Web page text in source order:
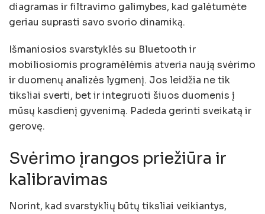
diagramas ir filtravimo galimybes, kad galėtumėte
geriau suprasti savo svorio dinamiką.
Išmaniosios svarstyklės su Bluetooth ir
mobiliosiomis programėlėmis atveria naują svėrimo
ir duomenų analizės lygmenį. Jos leidžia ne tik
tiksliai sverti, bet ir integruoti šiuos duomenis į
mūsų kasdienį gyvenimą. Padeda gerinti sveikatą ir
gerovę.
Svėrimo įrangos priežiūra ir
kalibravimas
Norint, kad svarstyklių būtų tiksliai veikiantys,